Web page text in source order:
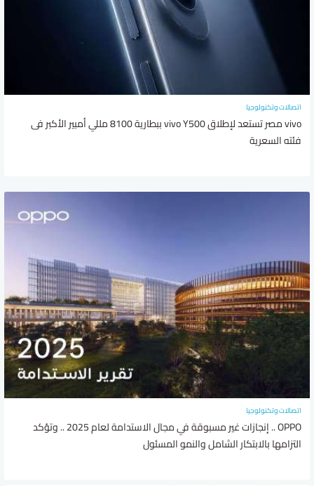
اتصالات وتكنولوجيا
vivo مصر تستعد لإطلاق vivo Y500 ببطارية 8100 مللي أمبير الأكبر فى
فئته السعرية
اتصالات وتكنولوجيا
OPPO .. إنجازات غير مسبوقة في مجال الاستدامة لعام 2025 .. وتؤكد
التزامها بالابتكار الشامل والنمو المسئول